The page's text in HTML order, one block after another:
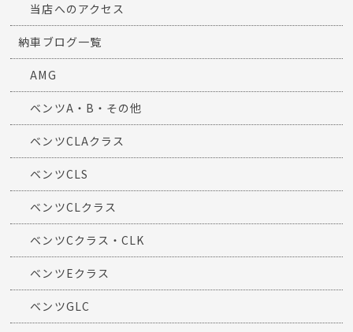
当店へのアクセス
納車ブログ一覧
AMG
ベンツA・B・その他
ベンツCLAクラス
ベンツCLS
ベンツCLクラス
ベンツCクラス・CLK
ベンツEクラス
ベンツGLC